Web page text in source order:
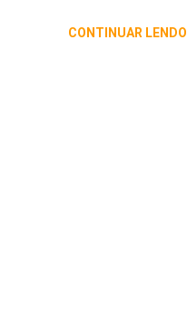
CONTINUAR LENDO